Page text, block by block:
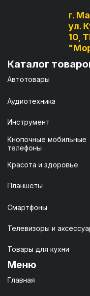
г.
ул.
10,
Каталог
Автотовары
Аудиотехника
Инструмент
Кнопочные мобильные
телефоны
Красота и здоровье
Планшеты
Смартфоны
Телевизоры и
Товары для кухни
Меню
Главная